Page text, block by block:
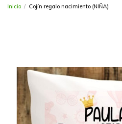
Inicio Cojín regalo nacimiento (NIÑA)